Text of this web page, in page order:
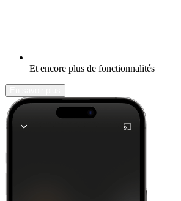
Et encore plus de fonctionnalités